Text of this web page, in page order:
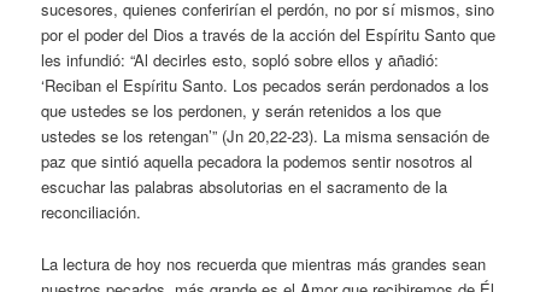
sucesores, quienes conferirían el perdón, no por sí mismos, sino
por el poder del Dios a través de la acción del Espíritu Santo que
les infundió: “Al decirles esto, sopló sobre ellos y añadió:
‘Reciban el Espíritu Santo. Los pecados serán perdonados a los
que ustedes se los perdonen, y serán retenidos a los que
ustedes se los retengan’” (Jn 20,22-23). La misma sensación de
paz que sintió aquella pecadora la podemos sentir nosotros al
escuchar las palabras absolutorias en el sacramento de la
reconciliación.
La lectura de hoy nos recuerda que mientras más grandes sean